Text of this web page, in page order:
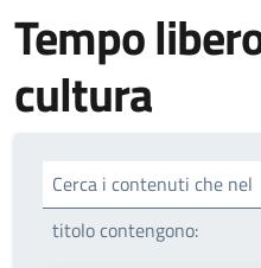
Tempo
cultura
Cerca i contenuti che nel
titolo contengono: